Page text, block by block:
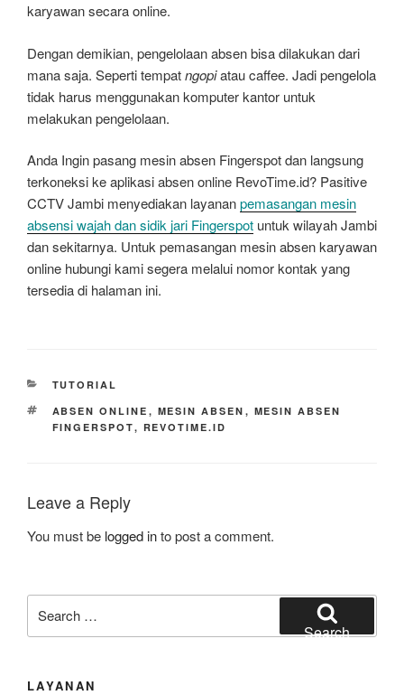
karyawan secara online.
Dengan demikian, pengelolaan absen bisa dilakukan dari
mana saja. Seperti tempatngopiatau caffee. Jadi pengelola
tidak harus menggunakan komputer kantor untuk
melakukan pengelolaan.
Anda Ingin pasang mesin absen Fingerspot dan langsung
terkoneksi ke aplikasi absen online RevoTime.id? Pasitive
CCTV Jambi menyediakan layananpemasangan mesin
absensi wajah dan sidik jari Fingerspot untuk wilayah Jambi
dan sekitarnya. Untuk pemasangan mesin absen karyawan
online hubungi kami segera melalui nomor kontak yang
tersedia di halaman ini.
CATEGORIES
TUTORIAL
TAGS
ABSEN ONLINE , MESIN ABSEN , MESIN ABSEN
FINGERSPOT, REVOTIME.ID
Leave a Reply
You must be logged into post a comment.
for:
Search
LAYANAN